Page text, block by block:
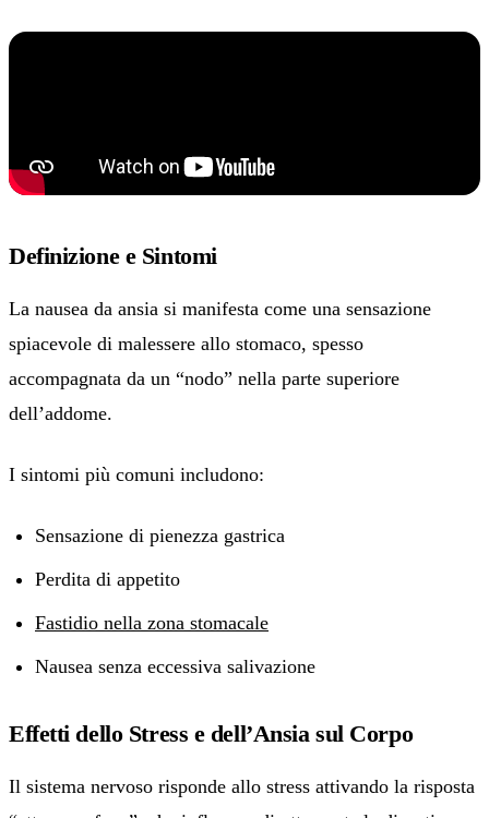
Definizione e Sintomi
La nausea da ansia si manifesta come una sensazione
spiacevole di malessere allo stomaco, spesso
accompagnata da un “nodo” nella parte superiore
dell’addome.
I sintomi più comuni includono:
Sensazione di pienezza gastrica
Perdita di appetito
Fastidio nella zona stomacale
Nausea senza eccessiva salivazione
Effetti dello Stress e dell’Ansia sul Corpo
Il sistema nervoso risponde allo stress attivando la risposta